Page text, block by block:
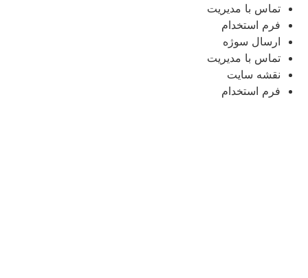
تماس با مدیریت
فرم استخدام
ارسال سوژه
تماس با مدیریت
نقشه سایت
فرم استخدام